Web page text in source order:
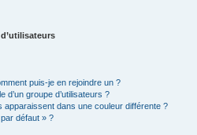
puis-je en rejoindre un ?
d’un groupe d’utilisateurs ?
apparaissent dans une couleur différente ?
par défaut » ?